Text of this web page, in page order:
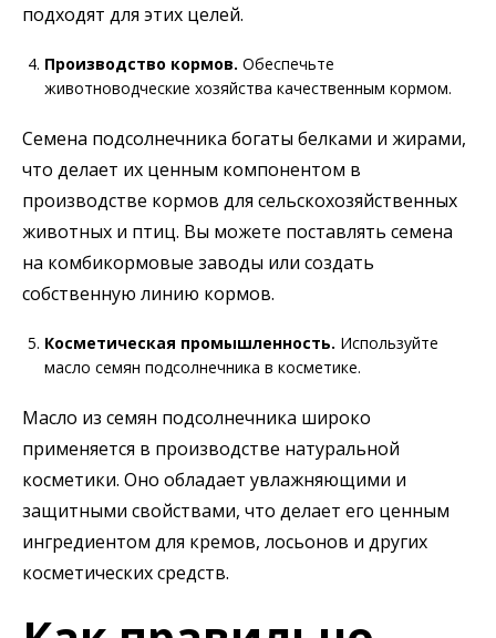
подходят для этих целей.
Производство кормов. Обеспечьте
животноводческие хозяйства качественным кормом.
Семена подсолнечника богаты белками и жирами,
что делает их ценным компонентом в
производстве кормов для сельскохозяйственных
животных и птиц. Вы можете поставлять семена
на комбикормовые заводы или создать
собственную линию кормов.
Косметическая промышленность. Используйте
масло семян подсолнечника в косметике.
Масло из семян подсолнечника широко
применяется в производстве натуральной
косметики. Оно обладает увлажняющими и
защитными свойствами, что делает его ценным
ингредиентом для кремов, лосьонов и других
косметических средств.